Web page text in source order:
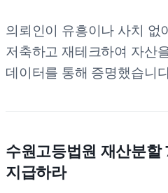
의뢰인이 유흥이나 사치 없
저축하고 재테크하여 자산
데이터를 통해 증명했습니
수원고등법원 재산분할
지급하라